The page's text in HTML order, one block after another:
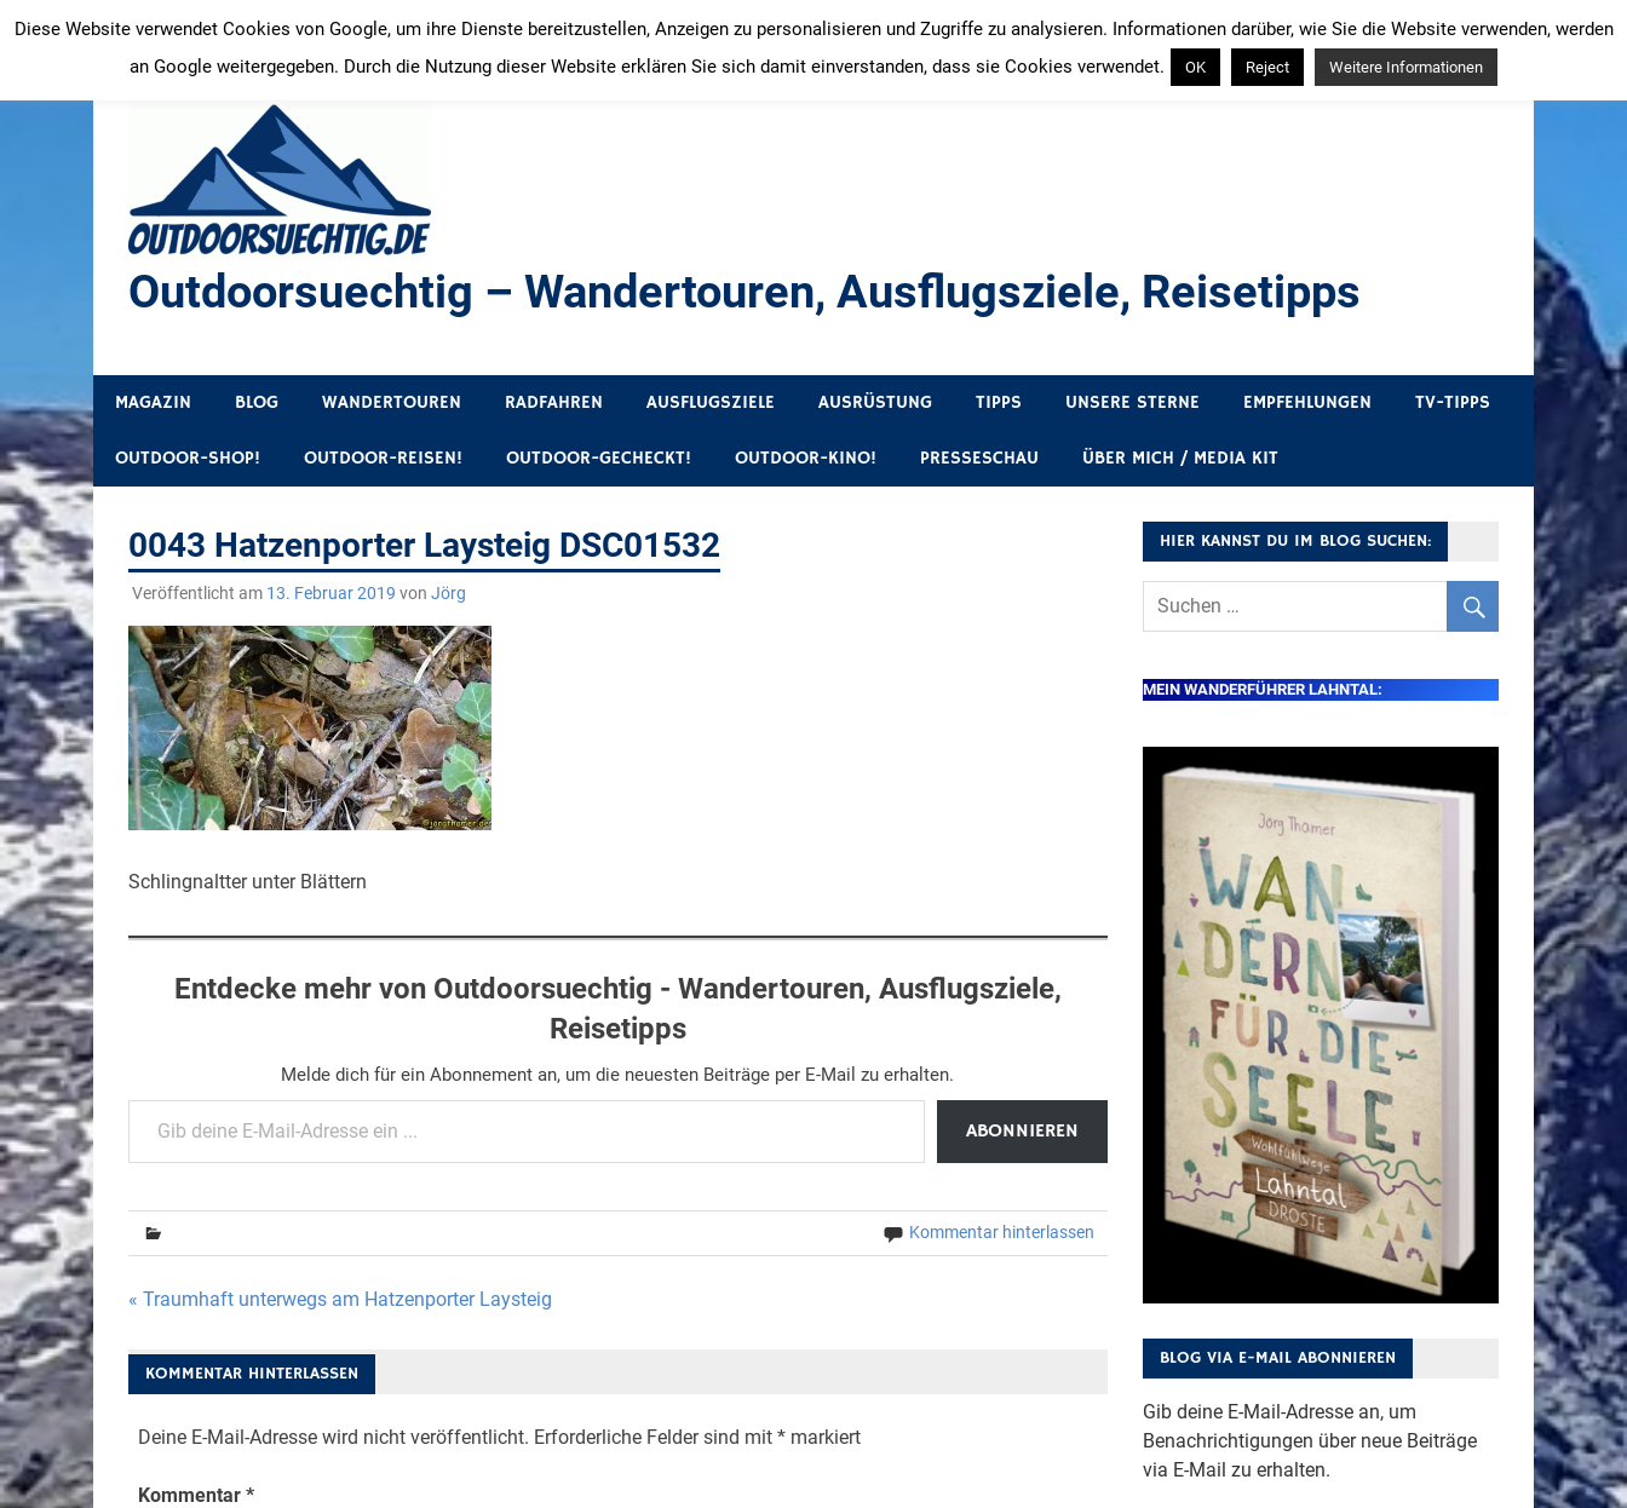
Inhalt
springen
Outdoorsuechtig – Wandertouren, Ausflugsziele, Reisetipps
MAGAZIN BLOG WANDERTOUREN RADFAHREN AUSFLUGSZIELE AUSRÜSTUNG TIPPS UNSERE STERNE EMPFEHLUNGEN TV-TIPPS
OUTDOOR-SHOP! OUTDOOR-REISEN! OUTDOOR-GECHECKT! OUTDOOR-KINO! PRESSESCHAU ÜBER MICH / MEDIA KIT
0043 Hatzenporter Laysteig DSC01532
Veröffentlicht am 13. Februar 2019 von Jörg
Schlingnaltter unter Blättern
Entdecke mehr von Outdoorsuechtig - Wandertouren, Ausflugsziele,
Reisetipps
Melde dich für ein Abonnement an, um die neuesten Beiträge per E-Mail zu erhalten.
Gib deine E-Mail-Adresse ein ...
ABONNIEREN
Kommentar hinterlassen
Beitragsnavigation
« Traumhaft unterwegs am Hatzenporter Laysteig
KOMMENTAR HINTERLASSEN
Deine E-Mail-Adresse wird nicht veröffentlicht. Erforderliche Felder sind mit *markiert
Kommentar *
HIER KANNST DU IM BLOG SUCHEN:
MEIN WANDERFÜHRER LAHNTAL:
BLOG VIA E-MAIL ABONNIEREN
Gib deine E-Mail-Adresse an, um
Benachrichtigungen über neue Beiträge
via E-Mail zu erhalten.
Diese Website verwendet Cookies von Google, um ihre Dienste bereitzustellen, Anzeigen zu personalisieren und Zugriffe zu analysieren. Informationen darüber, wie Sie die Website verwenden, werden
an Google weitergegeben. Durch die Nutzung dieser Website erklären Sie sich damit einverstanden, dass sie Cookies verwendet.
OK Reject Weitere Informationen